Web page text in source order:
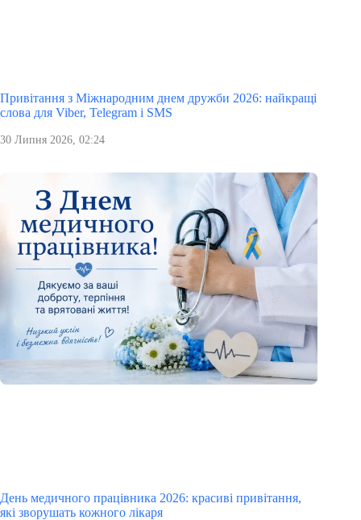
Привітання з Міжнародним днем дружби 2026: найкращі
слова для Viber, Telegram і SMS
30 Липня 2026, 02:24
День медичного працівника 2026: красиві привітання,
які зворушать кожного лікаря